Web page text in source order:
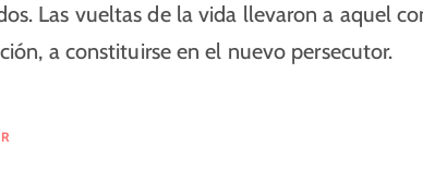
Las vueltas de la vida llevaron a aquel
a constituirse en el nuevo persecutor.